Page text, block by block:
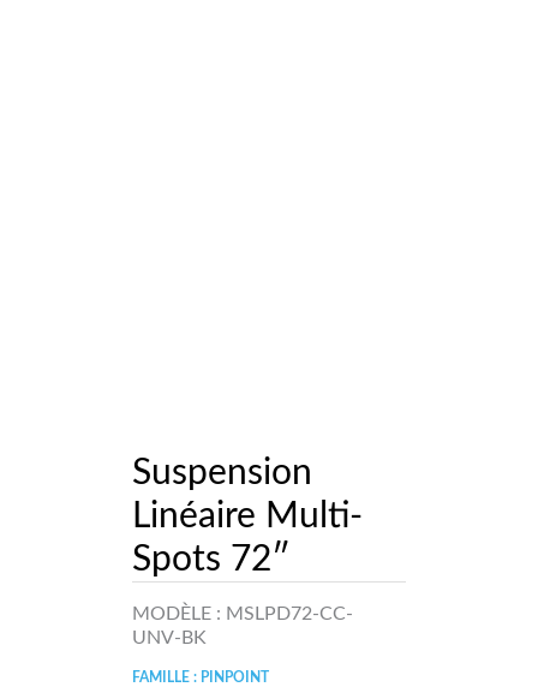
Suspension
Linéaire Multi-
Spots 72″
MODÈLE : MSLPD72-CC-
UNV-BK
FAMILLE : PINPOINT